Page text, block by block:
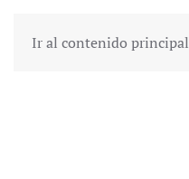
Ir al contenido principal